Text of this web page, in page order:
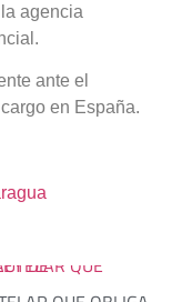
agencia
ante el
en España.